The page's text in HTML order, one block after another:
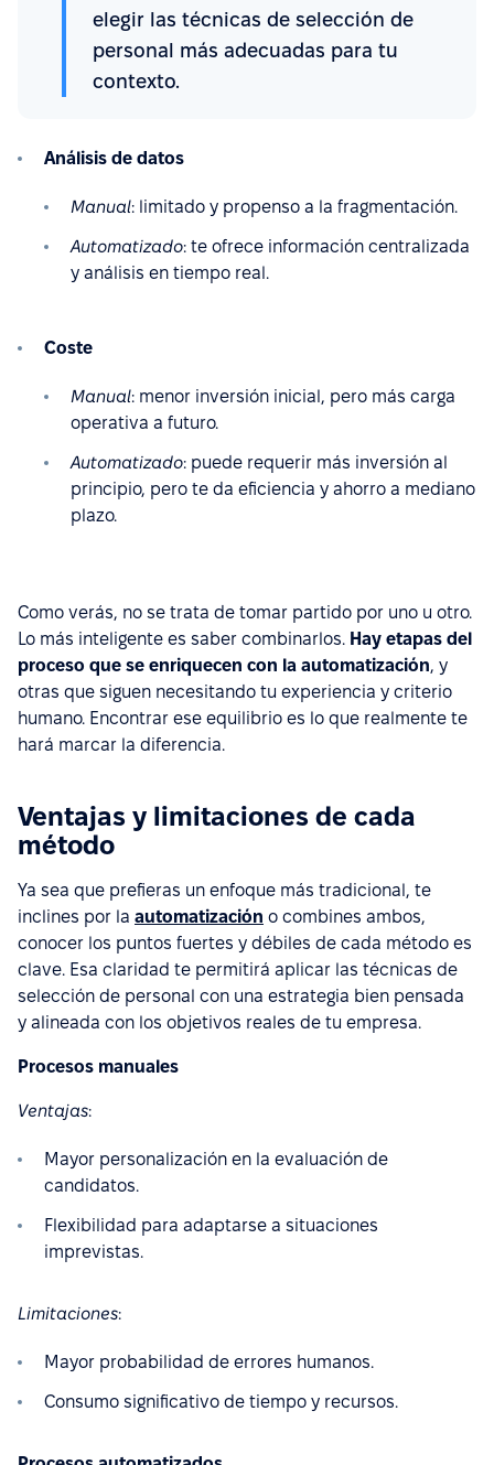
elegir las técnicas de selección de
personal más adecuadas para tu
contexto.
Análisis de datos
Manual: limitado y propenso a la fragmentación.
Automatizado: te ofrece información centralizada
y análisis en tiempo real.
Coste
Manual: menor inversión inicial, pero más carga
operativa a futuro.
Automatizado: puede requerir más inversión al
principio, pero te da eficiencia y ahorro a mediano
plazo.
Como verás, no se trata de tomar partido por uno u otro.
Lo más inteligente es saber combinarlos. Hay etapas del
proceso que se enriquecen con la automatización, y
otras que siguen necesitando tu experiencia y criterio
humano. Encontrar ese equilibrio es lo que realmente te
hará marcar la diferencia.
Ventajas y limitaciones de cada
método
Ya sea que prefieras un enfoque más tradicional, te
inclines por la automatización o combines ambos,
conocer los puntos fuertes y débiles de cada método es
clave. Esa claridad te permitirá aplicar las técnicas de
selección de personal con una estrategia bien pensada
y alineada con los objetivos reales de tu empresa.
Procesos manuales
Ventajas:
Mayor personalización en la evaluación de
candidatos.
Flexibilidad para adaptarse a situaciones
imprevistas.
Limitaciones:
Mayor probabilidad de errores humanos.
Consumo significativo de tiempo y recursos.